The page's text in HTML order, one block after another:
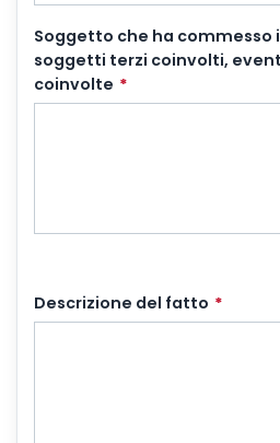
Soggetto che ha
soggetti terzi coinvolti,
coinvolte *
Descrizione del fatto *